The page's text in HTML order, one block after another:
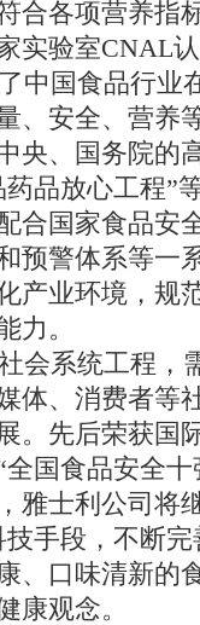
合各项营养指
实验室CNAL
中国食品行业
、安全、营养
央、国务院的
品放心工程”
合国家食品安
预警体系等一
产业环境，规
力。
会系统工程，
体、消费者等
。先后荣获国
国食品安全
雅士利公司将
手段，不断
、口味清新的
康观念。